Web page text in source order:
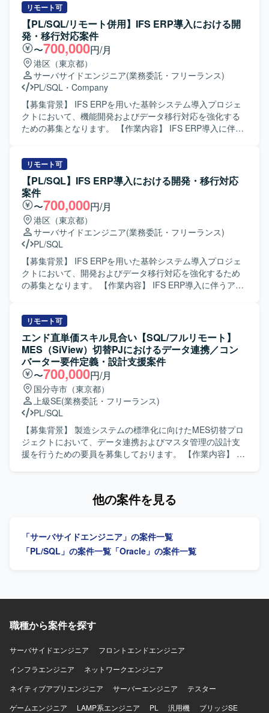
す。 【開発環境】 SQLおよびPL/SQLを中心とした基幹シ
ステム環境での開発・保守となります。Oracle関連技術を
利用したシステムが想定されます。
スト計画の策定、関連する開発・改修作業の取りまとめ、
案件管理や顧客との折衝などを行っていただきます。ま
た、PL/SQL、UNIX-C/C++、VB系言語などを用いた既存機
能の改修や追加開発にも携わっていただきます。 【求める
人物像】 複数の開発言語や環境に柔軟に対応でき、自ら課
題を抽出し解決に向けて主体的に動ける方を求めておりま
す。顧客やチームメンバーとのコミュニケーションを大切
にし、周囲と連携しながら品質と生産性の両立を意識して
業務に取り組んでいただける方にマッチするポジションで
す。 【ポジションの魅力】 証券基幹システムという大規模
かつ高信頼性が求められる領域で、上流工程から本番移行
マネジメントスキルを高めることができる環境です。顧客
折衝や案件管理などを通じて、技術力だけでなくビジネス
面でのスキルも磨いていただけます。 【開発環境】 Oracle
データベース上でのPL/SQL開発を中心に、UNIX環境での
C/C++およびCSHを用いた開発を行っております。フロン
ト・バッチなどの各種機能においてVB6.0およびVB.NETを
活用したシステム構成となっております。
リモート可
【PL/SQL/リモート併用】IFS ERP導入における開
発・移行対応案件
〜700,000円/月
港区（東京都）
サーバサイドエンジニア(業務委託・フリーランス)
PL/SQL ・ Company
【募集背景】 IFS ERPを用いた基幹システム導入プロジェ
クトにおいて、機能開発およびデータ移行対応を強化する
ための募集となります。 【作業内容】 IFS ERP導入に伴う
などを統合する基幹システムに対して、詳細設計から製
造、単体・結合テストまで一貫してご対応いただきます。
移行枠では、データ移行設計および実装、移行計画に基づ
いた移行検証や不具合修正などを担当していただきます。
【求める人物像】 ERP導入プロジェクトにおいて、関係者
と連携しながら自律的にタスクを推進できる方を求めてお
ります。課題発生時に原因を整理し、周囲と相談しつつ解
決策を提案・実行できる協調性とコミュニケーション力の
ある方が望ましいです。 【ポジションの魅力】 大規模な基
幹システム導入プロジェクトに参画することで、IFS ERPを
はじめとしたERP導入のノウハウや、会計・人事・生産管
ら下流までの経験を積み、今後のキャリア形成に活かして
いただける環境です。 【開発環境】 ERPパッケージとして
IFS ERPを利用し、PL/SQLを用いた開発およびデータ移行
実装を行う環境となります。
リモート可
【PL/SQL】IFS ERP導入における開発・移行対応
案件
〜700,000円/月
港区（東京都）
サーバサイドエンジニア(業務委託・フリーランス)
PL/SQL
【募集背景】 IFS ERPを用いた基幹システム導入プロジェ
クトにおいて、開発およびデータ移行対応を強化するため
の募集となります。 【作業内容】 IFS ERP導入に伴うアド
体・結合テストまでをご担当いただきます。 移行PGポジシ
ョンでは、既存システムからIFS ERPへのデータ移行ロジッ
クの設計および実装を行っていただきます。 移行SEポジシ
ョンでは、データ移行方針の整理、移行設計、全体移行計
画の策定や関係者との調整など、移行領域の統括をご担当
いただきます。 【求める人物像】 関係者と連携しながら主
体的にコミュニケーションを取れる方を求めております。
課題が発生した際に自ら状況整理と報告を行い、解決に向
けて粘り強く対応いただける方が望ましいです。 ERP導入
プロジェクト特有の変更や調整に柔軟に対応できる方を歓
迎いたします。 【ポジションの魅力】 IFS ERPというパッ
ケージを用いた基幹システム導入プロジェクトに参画いた
クトの全体像を理解しながらスキルアップできる環境で
を行います。
リモート可
エンド直単価スキル見合い【SQL/フルリモート】
MES（SiView）切替PJにおけるデータ連携／コン
バーター要件定義・設計支援案件
〜700,000円/月
国分寺市（東京都）
上級SE(業務委託・フリーランス)
PL/SQL
【募集背景】 製造システムの標準化に向けたMES切替プロ
ジェクトにおいて、データ連携およびマスタ管理の設計支
援を行うための要員を募集しております。 【作業内容】 川
と周辺システム間のデータ連携設計、各種コンバーター
援、システム設計書作成などを行っていただきます。 【求
める人物像】 製造業向けシステムやMES領域に関する知見
て、データ連携やマスタ管理といった中核部分の要件定義
おける上流工程の経験を深めていただけます。 【開発環
境】 IBM系MES「SiView」を中心とした製造システム環境
において、各種コンバーター（IF）、DB設計、データモデ
ル設計、マスタ管理設計などの業務に携わっていただきま
す。
他の案件を見る
「サーバサイドエンジニア」の案件一覧
「PL/SQL」の案件一覧 「Oracle」の案件一覧
職種から案件を探す
サーバサイドエンジニア
フロントエンドエンジニア
インフラエンジニア
ネットワークエンジニア
ネイティブアプリエンジニア
サーバーエンジニア
テスター
ゲームエンジニア
LAMP系エンジニア PL 汎用機
ブリッジSE